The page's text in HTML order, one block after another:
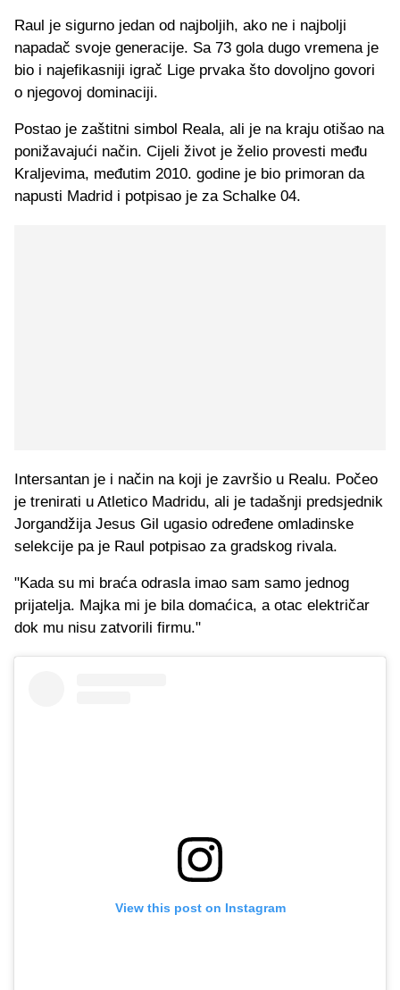
Raul je sigurno jedan od najboljih, ako ne i najbolji
napadač svoje generacije. Sa 73 gola dugo vremena je
bio i najefikasniji igrač Lige prvaka što dovoljno govori
o njegovoj dominaciji.
Postao je zaštitni simbol Reala, ali je na kraju otišao na
ponižavajući način. Cijeli život je želio provesti među
Kraljevima, međutim 2010. godine je bio primoran da
napusti Madrid i potpisao je za Schalke 04.
Intersantan je i način na koji je završio u Realu. Počeo
je trenirati u Atletico Madridu, ali je tadašnji predsjednik
Jorgandžija Jesus Gil ugasio određene omladinske
selekcije pa je Raul potpisao za gradskog rivala.
"Kada su mi braća odrasla imao sam samo jednog
prijatelja. Majka mi je bila domaćica, a otac električar
dok mu nisu zatvorili firmu."
View this post on Instagram